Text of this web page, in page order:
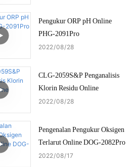
Pengukur ORP pH Online
PHG-2091Pro
2022 08 28
CLG-2059S&P Penganalisis
Klorin Residu Online
2022 08 28
Pengenalan Pengukur Oksigen
Terlarut Online DOG-2082Pro
2022 08 17